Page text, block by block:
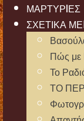
ΜΑΡΤΥΡIΕΣ
ΣΧΕΤΙΚΑ ΜΕ
Πώς με
Το
ΤΟ